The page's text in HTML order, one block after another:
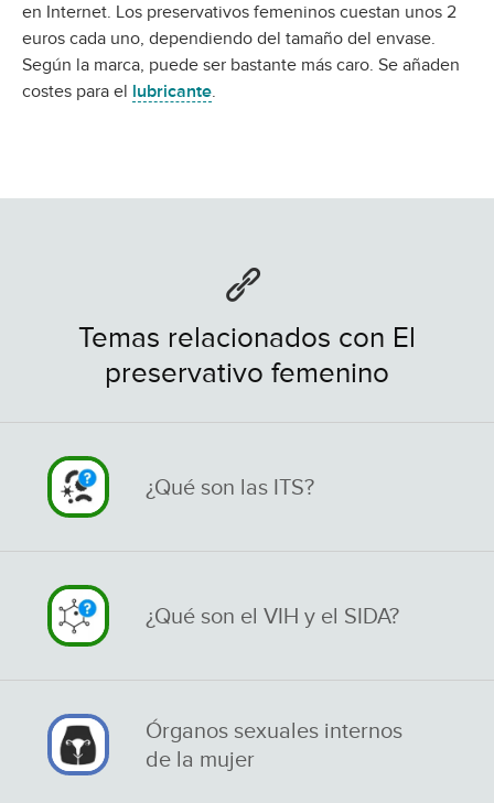
en Internet. Los preservativos femeninos cuestan unos 2
euros cada uno, dependiendo del tamaño del envase.
Según la marca, puede ser bastante más caro. Se añaden
costes para el lubricante.
Temas relacionados con El
preservativo femenino
¿Qué son las ITS?
¿Qué son el VIH y el SIDA?
Órganos sexuales internos
de la mujer